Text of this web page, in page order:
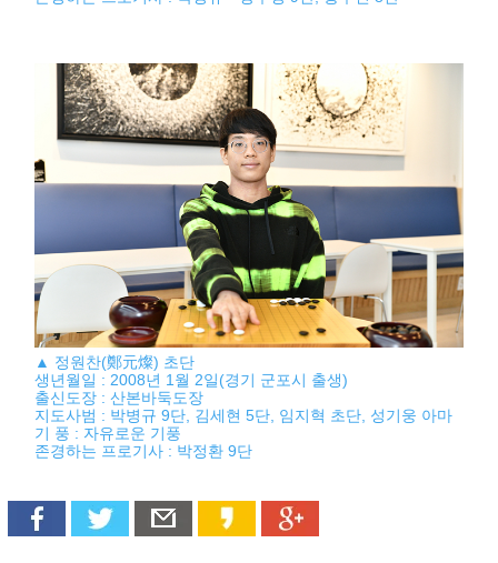
▲ 정원찬(鄭元燦) 초단
생년월일 : 2008년 1월 2일(경기 군포시 출생)
출신도장 : 산본바둑도장
지도사범 : 박병규 9단, 김세현 5단, 임지혁 초단, 성기웅 아마
기 풍 : 자유로운 기풍
존경하는 프로기사 : 박정환 9단